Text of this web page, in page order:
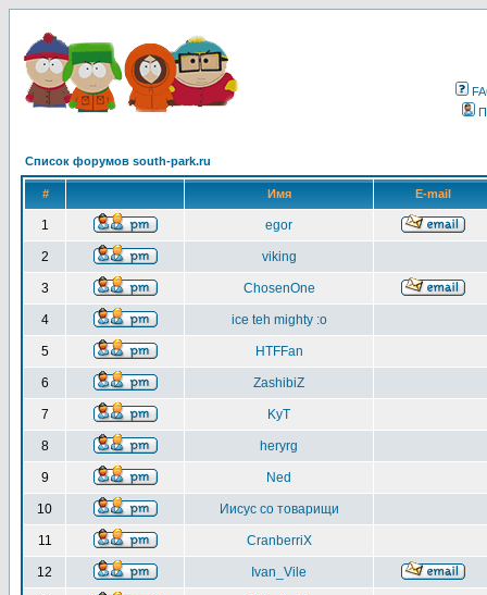
Список форумов south-park.ru
# Имя E-mail
1 egor
2 viking
3 ChosenOne
4 ice teh mighty :o
5 HTFFan
6 ZashibiZ
7 KyT
8 heryrg
9 Ned
10 Иисус со товарищи
11 CranberriX
12 Ivan_Vile